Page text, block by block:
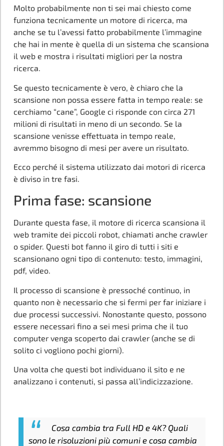
Molto probabilmente non ti sei mai chiesto come
funziona tecnicamente un motore di ricerca, ma
anche se tu l’avessi fatto probabilmente l’immagine
che hai in mente è quella di un sistema che scansiona
il web e mostra i risultati migliori per la nostra
ricerca.
Se questo tecnicamente è vero, è chiaro che la
scansione non possa essere fatta in tempo reale: se
cerchiamo “cane”, Google ci risponde con circa 271
milioni di risultati in meno di un secondo. Se la
scansione venisse effettuata in tempo reale,
avremmo bisogno di mesi per avere un risultato.
Ecco perché il sistema utilizzato dai motori di ricerca
è diviso in tre fasi.
Prima fase: scansione
Durante questa fase, il motore di ricerca scansiona il
web tramite dei piccoli robot, chiamati anche crawler
o spider. Questi bot fanno il giro di tutti i siti e
scansionano ogni tipo di contenuto: testo, immagini,
pdf, video.
Il processo di scansione è pressoché continuo, in
quanto non è necessario che si fermi per far iniziare i
due processi successivi. Nonostante questo, possono
essere necessari fino a sei mesi prima che il tuo
computer venga scoperto dai crawler (anche se di
solito ci vogliono pochi giorni).
Una volta che questi bot individuano il sito e ne
analizzano i contenuti, si passa all’indicizzazione.
Cosa cambia tra Full HD e 4K? Quali
sono le risoluzioni più comuni e cosa cambia